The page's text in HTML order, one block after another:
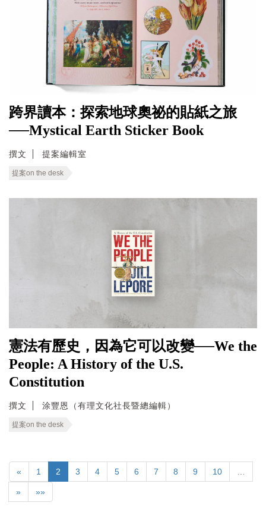
跨界讀本：探索地球奧祕的貼紙之旅
──Mystical Earth Sticker Book
撰文 提案編輯室
提案on the desk
憲法有歷史，因為它可以改變──We the
People: A History of the U.S.
Constitution
撰文 涂豐恩（有理文化社長暨總編輯）
提案on the desk
« 1 2 3 4 5 6 7 8 9 10
» »»